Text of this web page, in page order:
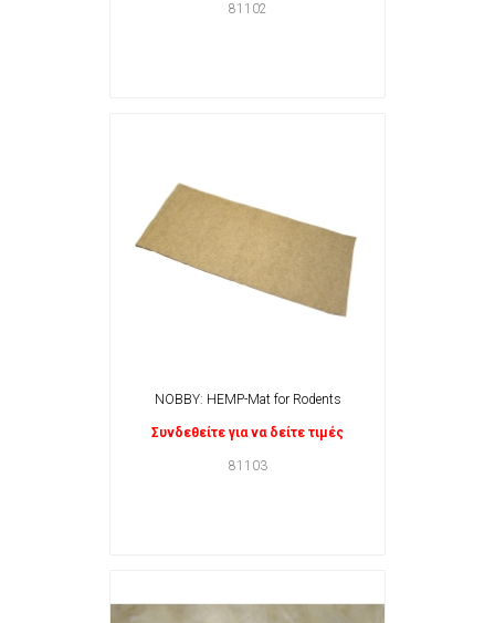
81102
NOBBY: HEMP-Mat for Rodents
Συνδεθείτε για να δείτε τιμές
81103